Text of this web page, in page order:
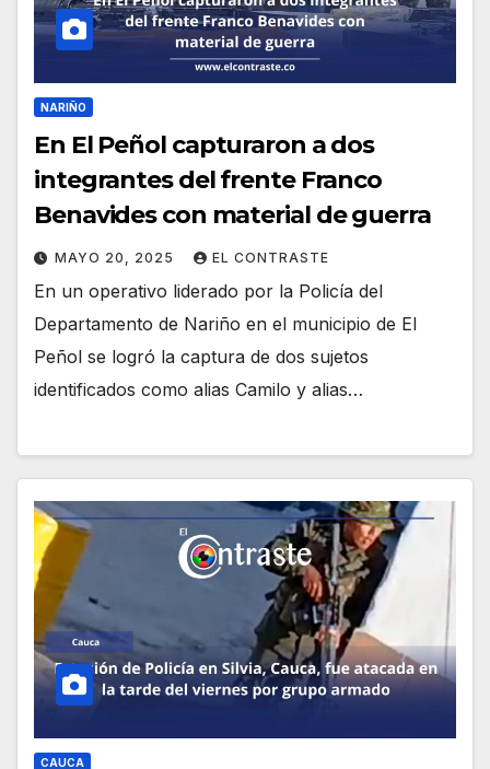
NARIÑO
En El Peñol capturaron a dos
integrantes del frente Franco
Benavides con material de guerra
MAYO 20, 2025 EL CONTRASTE
En un operativo liderado por la Policía del
Departamento de Nariño en el municipio de El
Peñol se logró la captura de dos sujetos
identificados como alias Camilo y alias…
CAUCA